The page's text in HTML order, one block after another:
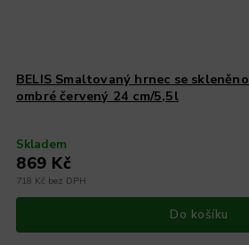
BELIS Smaltovaný hrnec se
ombré červený 24 cm/5,5l
Skladem
718 Kč bez DPH
869 Kč
Do košíku